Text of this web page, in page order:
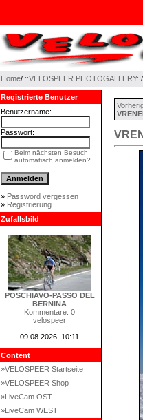
Home/ .::VELOSPEER PHOTOGALLERY::/
Registrierte Benutzer
Benutzername:
Passwort:
Beim nächsten Besuch
automatisch anmelden?
» Password vergessen
» Registrierung
Zufallsbild
POSCHIAVO-PASSO DEL
BERNINA
Kommentare: 0
velospeer
09.08.2026, 10:11
Content
»VELOSPEER Startseite
»VELOSPEER Shop
»LiveCam OST
»LiveCam WEST